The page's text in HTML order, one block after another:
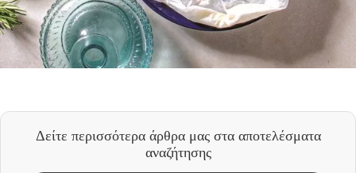
Δείτε περισσότερα άρθρα μας στα αποτελέσματα
αναζήτησης